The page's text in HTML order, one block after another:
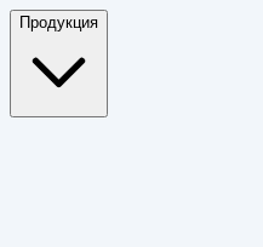
Продукция